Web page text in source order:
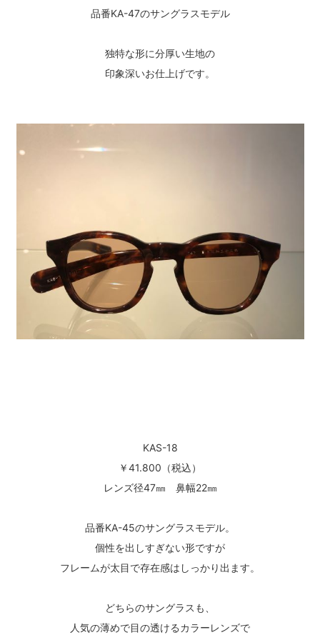
品番KA-47のサングラスモデル
独特な形に分厚い生地の
印象深いお仕上げです。
KAS-18
￥41.800（税込）
レンズ径47㎜ 鼻幅22㎜
品番KA-45のサングラスモデル。
個性を出しすぎない形ですが
フレームが太目で存在感はしっかり出ます。
どちらのサングラスも、
人気の薄めで目の透けるカラーレンズで